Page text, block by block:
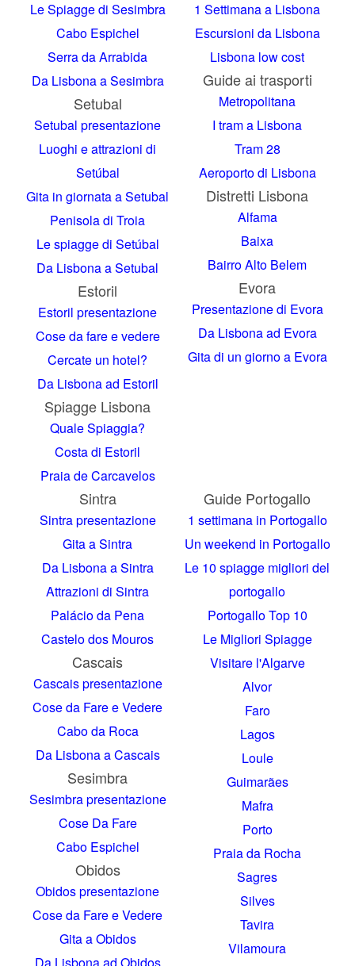
Le Spiagge di Sesimbra
Cabo Espichel
Serra da Arrabida
Da Lisbona a Sesimbra
Setubal
Setubal presentazione
Luoghi e attrazioni di
Setúbal
Gita in giornata a Setubal
Penisola di Troia
Le spiagge di Setúbal
Da Lisbona a Setubal
Estoril
Estoril presentazione
Cose da fare e vedere
Cercate un hotel?
Da Lisbona ad Estoril
Spiagge Lisbona
Quale Spiaggia?
Costa di Estoril
Praia de Carcavelos
1 Settimana a Lisbona
Escursioni da Lisbona
Lisbona low cost
Guide ai trasporti
Metropolitana
I tram a Lisbona
Tram 28
Aeroporto di Lisbona
Distretti Lisbona
Alfama
Baixa
Bairro Alto Belem
Evora
Presentazione di Evora
Da Lisbona ad Evora
Gita di un giorno a Evora
Sintra
Sintra presentazione
Gita a Sintra
Da Lisbona a Sintra
Attrazioni di Sintra
Palácio da Pena
Castelo dos Mouros
Cascais
Cascais presentazione
Cose da Fare e Vedere
Cabo da Roca
Da Lisbona a Cascais
Sesimbra
Sesimbra presentazione
Cose Da Fare
Cabo Espichel
Obidos
Obidos presentazione
Cose da Fare e Vedere
Gita a Obidos
Guide Portogallo
1 settimana in Portogallo
Un weekend in Portogallo
Le 10 spiagge migliori del
portogallo
Portogallo Top 10
Le Migliori Spiagge
Visitare l'Algarve
Alvor
Faro
Lagos
Loule
Guimarães
Mafra
Porto
Praia da Rocha
Sagres
Silves
Tavira
Vilamoura